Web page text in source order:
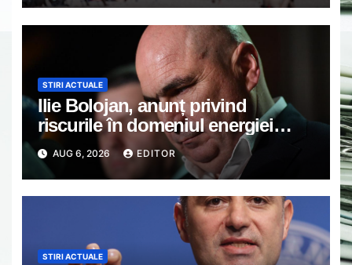
STIRI ACTUALE
Ilie Bolojan, anunț privind
riscurile în domeniul energiei
electrice. Ce a decis Guvernul
AUG 6, 2026 EDITOR
STIRI ACTUALE